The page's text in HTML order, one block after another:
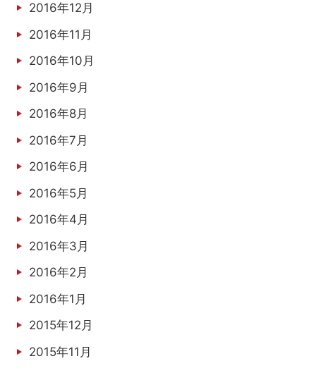
2016年12月
2016年11月
2016年10月
2016年9月
2016年8月
2016年7月
2016年6月
2016年5月
2016年4月
2016年3月
2016年2月
2016年1月
2015年12月
2015年11月